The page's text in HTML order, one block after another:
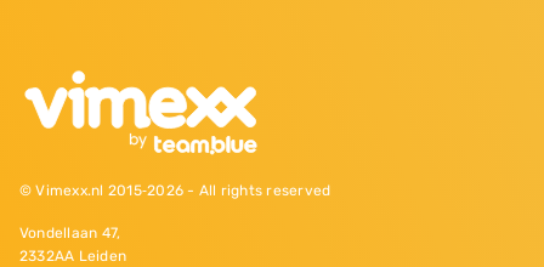
© Vimexx.nl 2015‐2026 - All rights reserved
Vondellaan 47,
2332AA Leiden